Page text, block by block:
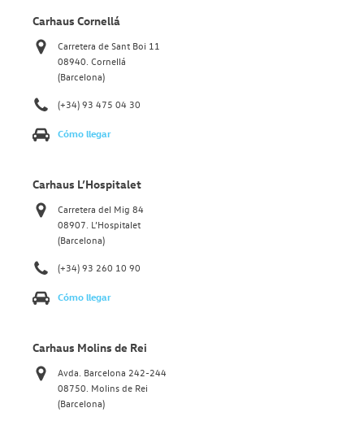
Carhaus Cornellá
Carretera de Sant Boi 11
08940. Cornellá
(Barcelona)
(+34) 93 475 04 30
Cómo llegar
Carhaus L’Hospitalet
Carretera del Mig 84
08907. L’Hospitalet
(Barcelona)
(+34) 93 260 10 90
Cómo llegar
Carhaus Molins de Rei
Avda. Barcelona 242-244
08750. Molins de Rei
(Barcelona)